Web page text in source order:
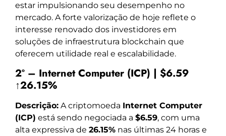
estar impulsionando seu desempenho no
mercado. A forte valorização de hoje reflete o
interesse renovado dos investidores em
soluções de infraestrutura blockchain que
oferecem utilidade real e escalabilidade.
2º – Internet Computer (ICP) | $6.59
↑26.15%
Descrição: A criptomoeda Internet Computer
(ICP) está sendo negociada a $6.59, com uma
alta expressiva de 26.15% nas últimas 24 horas e